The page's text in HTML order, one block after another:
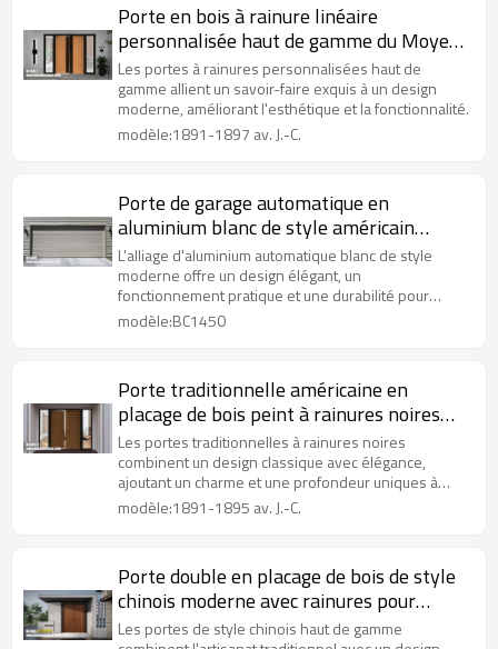
Porte en bois à rainure linéaire
personnalisée haut de gamme du Moyen-
Orient pour projet d'appartement
Les portes à rainures personnalisées haut de
gamme allient un savoir-faire exquis à un design
moderne, améliorant l'esthétique et la fonctionnalité.
modèle:1891-1897 av. J.-C.
Porte de garage automatique en
aluminium blanc de style américain
moderne pour projet de villa
L'alliage d'aluminium automatique blanc de style
moderne offre un design élégant, un
fonctionnement pratique et une durabilité pour
améliorer l'esthétique de l'espace
modèle:BC1450
Porte traditionnelle américaine en
placage de bois peint à rainures noires
pour projet de villa
Les portes traditionnelles à rainures noires
combinent un design classique avec élégance,
ajoutant un charme et une profondeur uniques à
n'importe quel espace.
modèle:1891-1895 av. J.-C.
Porte double en placage de bois de style
chinois moderne avec rainures pour
projet de villa
Les portes de style chinois haut de gamme